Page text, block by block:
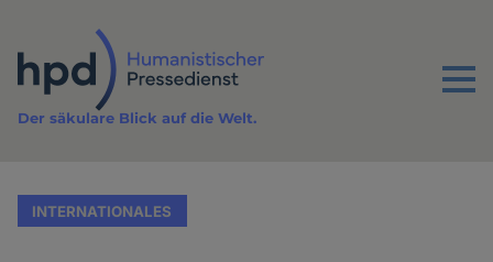
Inhalt
Menu
Der säkulare Blick auf die Welt.
INTERNATIONALES